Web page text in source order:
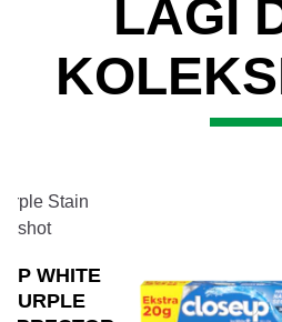
LAGI
WHITE
PURPLE